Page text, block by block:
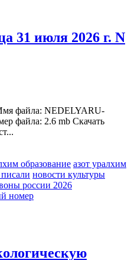
31 июля 2026 г. N
файла: NEDELYARU-
файла: 2.6 mb Скачать
образование азот уралхим
новости культуры
россии 2026
номер